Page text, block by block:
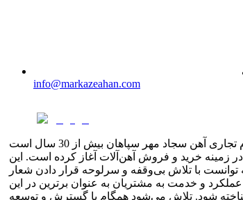
info@markazeahan.com
مرکزآهن با نام تجاری آهن سجاد مهر سپاهان بیش از 30 سال است
زمینه خرید و فروش آهن‌آلات آغاز کرده است. این
با تلاش بی‌وقفه و سرلوحه قرار دادن شعار
و خدمت به مشتریان به عنوان برترین در این
شود. تلاش می‌شود همگام با گسترش و توسعه